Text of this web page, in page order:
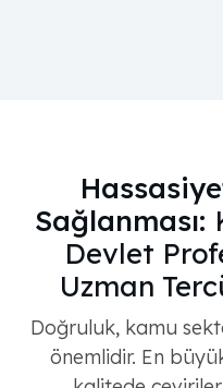
Sağlanması:
Devlet
Uzman
Doğruluk, kamu
önemlidir. En